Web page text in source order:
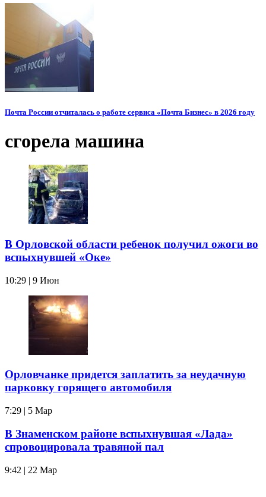
Почта России отчиталась о работе сервиса «Почта Бизнес» в 2026 году
сгорела машина
В Орловской области ребенок получил ожоги во
вспыхнувшей «Оке»
10:29 | 9 Июн
Орловчанке придется заплатить за неудачную
парковку горящего автомобиля
7:29 | 5 Мар
В Знаменском районе вспыхнувшая «Лада»
спровоцировала травяной пал
9:42 | 22 Мар